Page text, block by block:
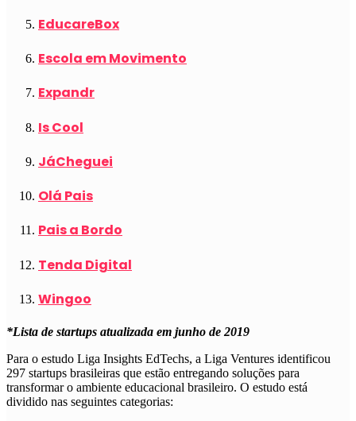
EducareBox
Escola em Movimento
Expandr
Is Cool
JáCheguei
Olá Pais
Pais a Bordo
Tenda Digital
Wingoo
*Lista de startups atualizada em junho de 2019
Para o estudo Liga Insights EdTechs, a Liga Ventures identificou
297 startups brasileiras que estão entregando soluções para
transformar o ambiente educacional brasileiro. O estudo está
dividido nas seguintes categorias: